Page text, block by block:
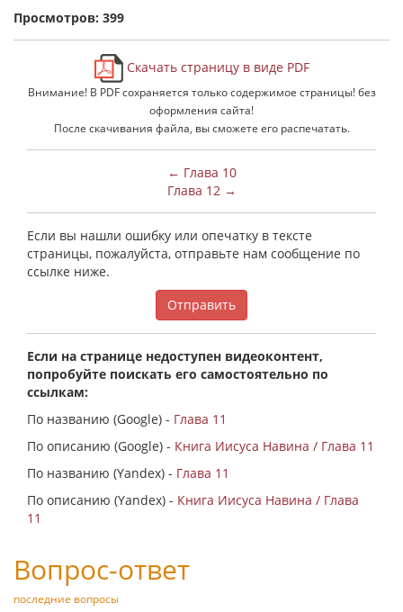
Просмотров: 399
Скачать страницу в виде PDF
Внимание! В PDF сохраняется только содержимое страницы! без
оформления сайта!
После скачивания файла, вы сможете его распечатать.
← Глава 10
Глава 12 →
Если вы нашли ошибку или опечатку в тексте
страницы, пожалуйста, отправьте нам сообщение по
ссылке ниже.
Отправить
Если на странице недоступен видеоконтент,
попробуйте поискать его самостоятельно по
ссылкам:
По названию (Google) - Глава 11
По описанию (Google) - Книга Иисуса Навина / Глава 11
По названию (Yandex) - Глава 11
По описанию (Yandex) - Книга Иисуса Навина / Глава
11
Вопрос-ответ
последние вопросы